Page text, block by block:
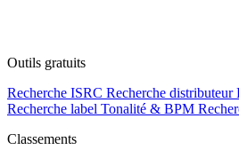
Outils gratuits
Recherche ISRC Recherche distributeur
Recherche label Tonalité & BPM
Classements